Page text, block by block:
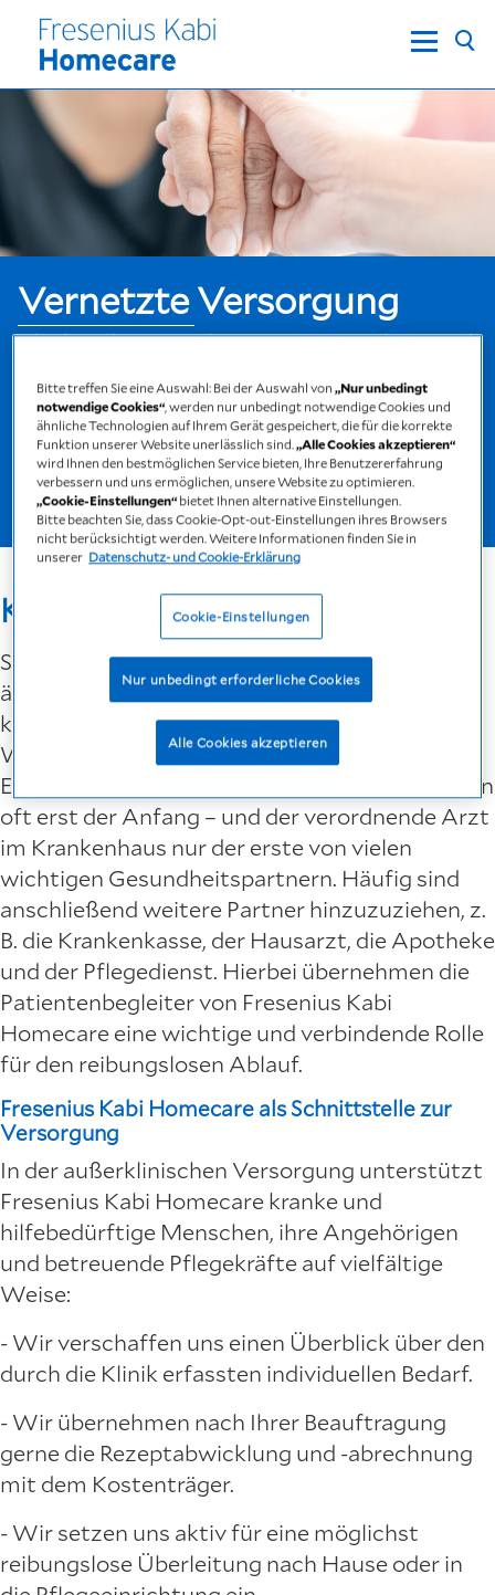
Vernetzte Versorgung
Klinikentlassung ohne Sorgen: Hand in Hand
Pflegenden und der Krankenversicherung.
Fresenius Kabi Homecare - die Schnittstelle
der außerklinischen Versorgung. Mehr
erfahren.
Kümmern. Versorgen. Helfen.
Sofern Patienten nach der Klinik auf eine
ärztlich verordnete Therapie angewiesen sind,
kümmert sich die Klinik um Ihre
Weiterversorgung im Rahmen des
Entlassmanagements. Das Klinikrezept ist dann
oft erst der Anfang – und der verordnende Arzt
im Krankenhaus nur der erste von vielen
wichtigen Gesundheitspartnern. Häufig sind
anschließend weitere Partner hinzuzuziehen, z.
B. die Krankenkasse, der Hausarzt, die Apotheke
und der Pflegedienst. Hierbei übernehmen die
Patientenbegleiter von Fresenius Kabi
Homecare eine wichtige und verbindende Rolle
für den reibungslosen Ablauf.
Fresenius Kabi Homecare als Schnittstelle zur
Versorgung
In der außerklinischen Versorgung unterstützt
Fresenius Kabi Homecare kranke und
hilfebedürftige Menschen, ihre Angehörigen
und betreuende Pflegekräfte auf vielfältige
Weise:
- Wir verschaffen uns einen Überblick über den
durch die Klinik erfassten individuellen Bedarf.
- Wir übernehmen nach Ihrer Beauftragung
gerne die Rezeptabwicklung und -abrechnung
mit dem Kostenträger.
- Wir setzen uns aktiv für eine möglichst
reibungslose Überleitung nach Hause oder in
Bitte treffen Sie eine Auswahl: Bei der Auswahl von„Nur unbedingt
notwendige Cookies“, werden nur unbedingt notwendige Cookies und
ähnliche Technologien auf Ihrem Gerät gespeichert, die für die korrekte
Funktion unserer Website unerlässlich sind.„Alle Cookies akzeptieren“
wird Ihnen den bestmöglichen Service bieten, Ihre Benutzererfahrung
verbessern und uns ermöglichen, unsere Website zu optimieren.
„Cookie-Einstellungen“ bietet Ihnen alternative Einstellungen.
Bitte beachten Sie, dass Cookie-Opt-out-Einstellungen ihres Browsers
nicht berücksichtigt werden. Weitere Informationen finden Sie in
unserer Datenschutz- und Cookie-Erklärung
Cookie-Einstellungen
Nur unbedingt erforderliche Cookies
Alle Cookies akzeptieren